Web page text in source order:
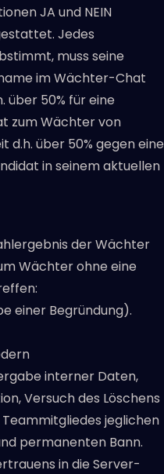
JA und NEIN
Jedes
muss seine
im Wächter-Chat
über 50% für eine
zum Wächter von
d.h. über 50% gegen eine
in seinem aktuellen
der Wächter
Wächter ohne eine
einer Begründung).
interner Daten,
Versuch des Löschens
jeglichen
permanenten Bann.
in die Server-